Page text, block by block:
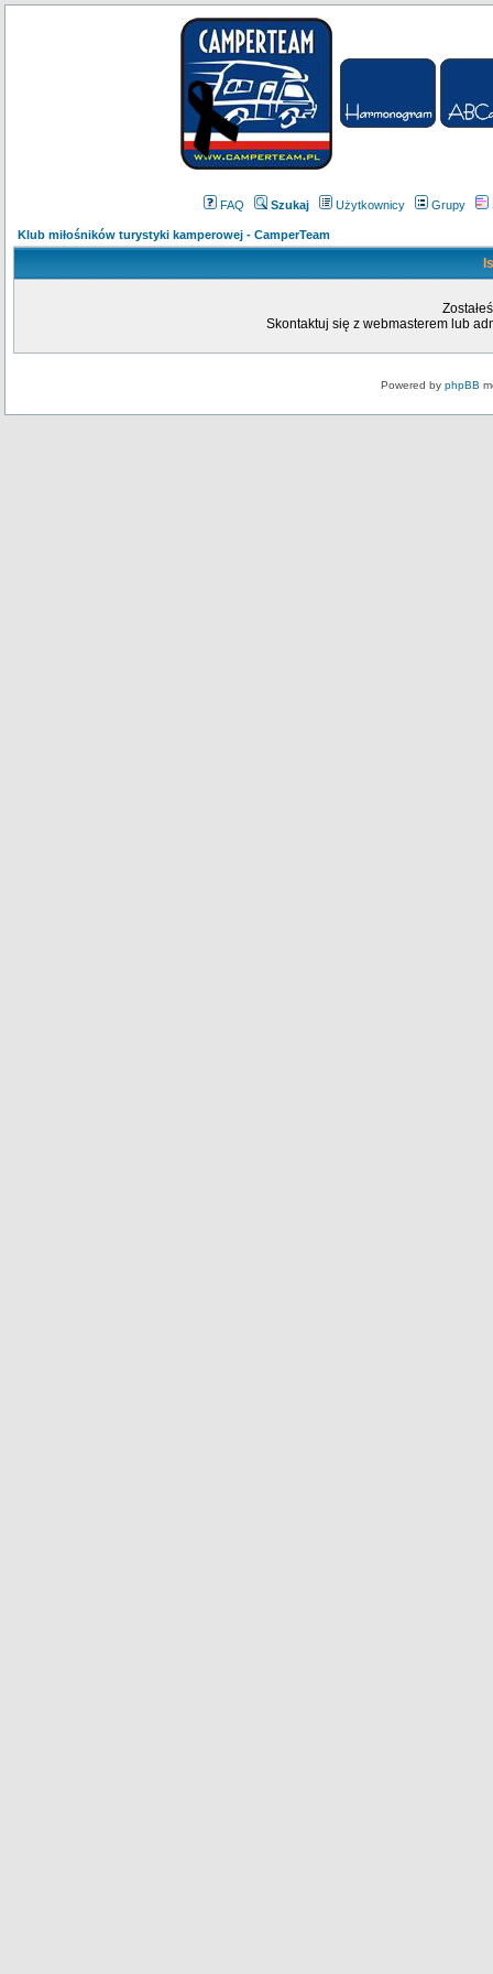
FAQ Szukaj Użytkownicy Grupy
Klub miłośników turystyki kamperowej - CamperTeam
Skontaktuj się z webmasterem lub
Powered by phpBB